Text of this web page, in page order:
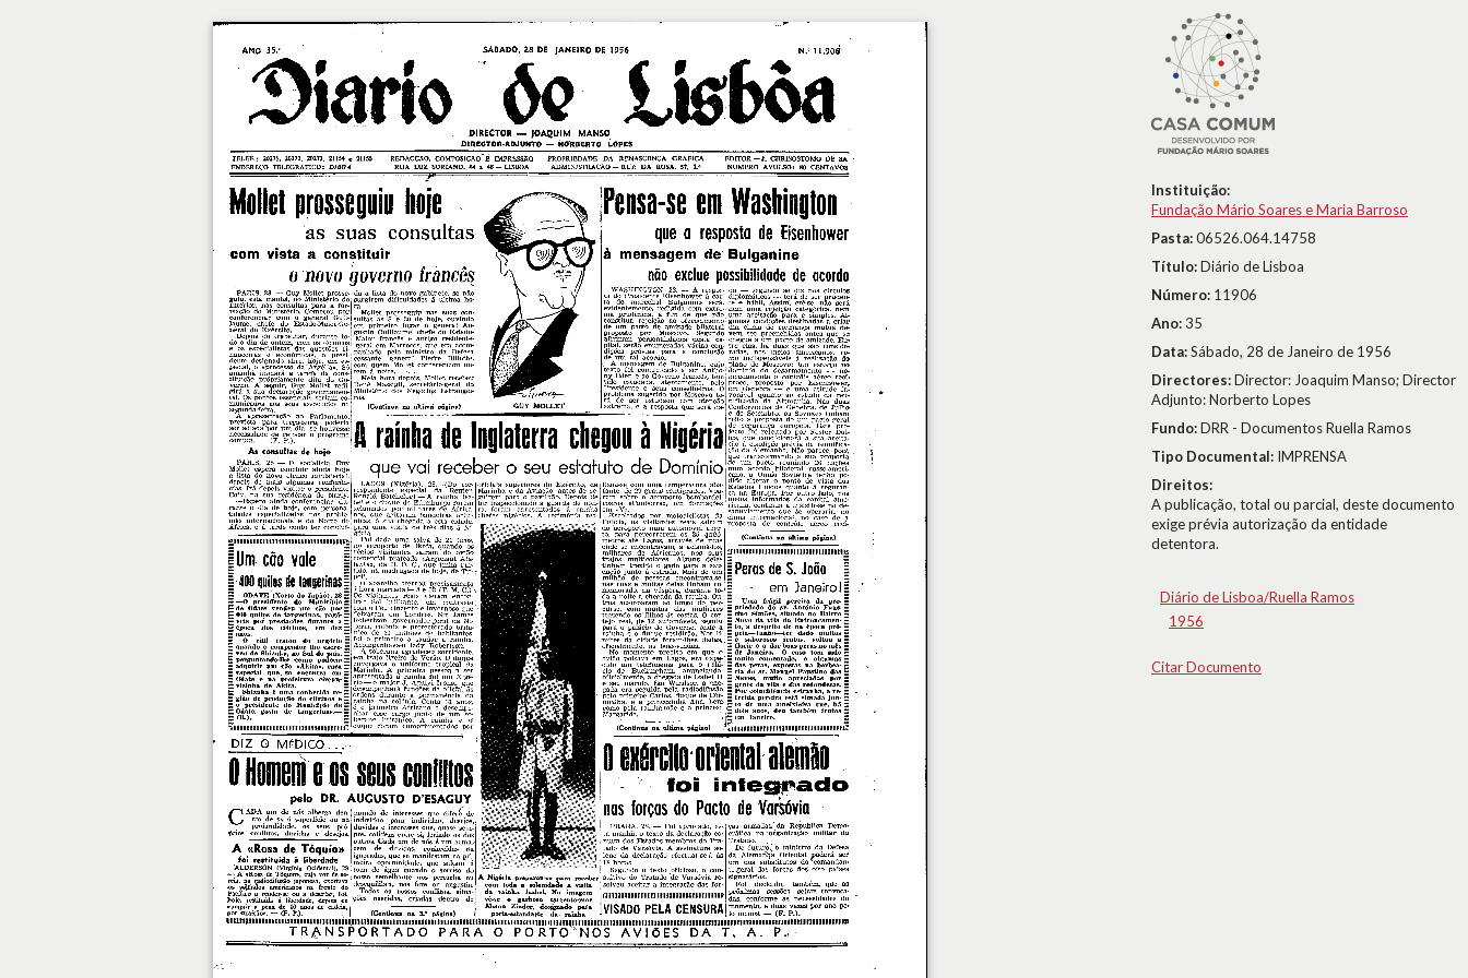
Instituição:
Fundação Mário Soares e Maria Barroso
Pasta:06526.064.14758
Título:Diário de Lisboa
Número: 11906
Ano:35
Data:Sábado, 28 de Janeiro de 1956
Directores:Director: Joaquim Manso; Director
Adjunto: Norberto Lopes
Fundo:DRR - Documentos Ruella Ramos
Tipo Documental: IMPRENSA
Direitos:
A publicação, total ou parcial, deste documento
exige prévia autorização da entidade
detentora.
Diário de Lisboa/Ruella Ramos
1956
Citar Documento